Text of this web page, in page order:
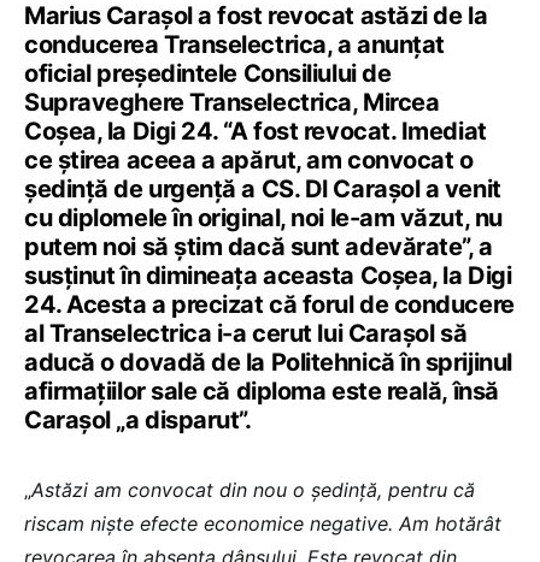
Marius Carașol a fost revocat astăzi de la
conducerea Transelectrica, a anunțat
oficial președintele Consiliului de
Supraveghere Transelectrica, Mircea
Coșea, la Digi 24. “A fost revocat. Imediat
ce știrea aceea a apărut, am convocat o
ședință de urgență a CS. Dl Carașol a venit
cu diplomele în original, noi le-am văzut, nu
putem noi să știm dacă sunt adevărate”, a
susținut în dimineața aceasta Coșea, la Digi
24. Acesta a precizat că forul de conducere
al Transelectrica i-a cerut lui Carașol să
aducă o dovadă de la Politehnică în sprijinul
afirmațiilor sale că diploma este reală, însă
Carașol „a disparut”.
„Astăzi am convocat din nou o ședință, pentru că
riscam niște efecte economice negative. Am hotărât